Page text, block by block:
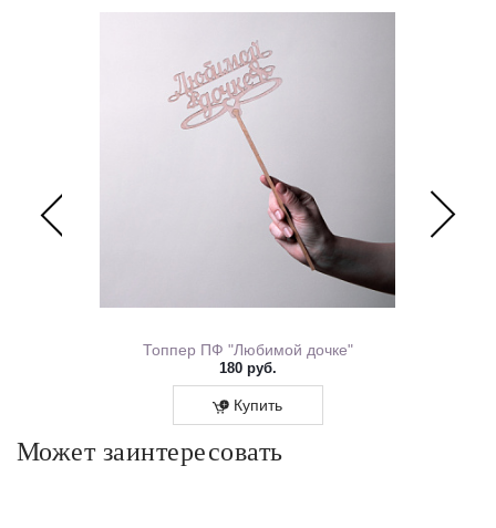
Топпер ПФ "Любимой дочке"
180 руб.
Купить
Может заинтересовать